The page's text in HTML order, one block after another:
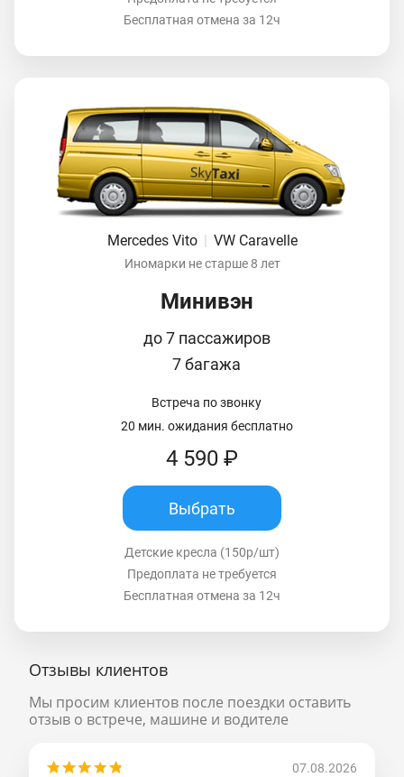
Бесплатная отмена за 12ч
Mercedes Vito VW Caravelle
Иномарки не старше 8 лет
Минивэн
до 7 пассажиров
7 багажа
Встреча по звонку
20 мин. ожидания бесплатно
4 590 ₽
Выбрать
Детские кресла (150р/шт)
Предоплата не требуется
Бесплатная отмена за 12ч
Отзывы клиентов
Мы просим клиентов после поездки оставить
отзыв о встрече, машине и водителе
07.08.2026